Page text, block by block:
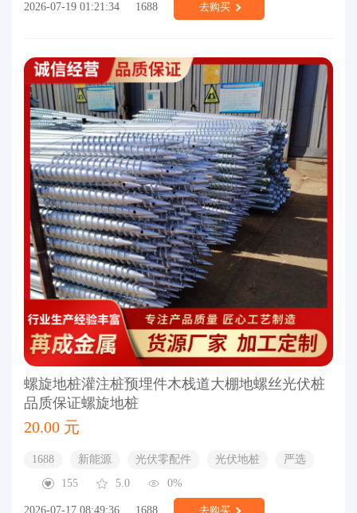
2026-07-19 01:21:34 1688 去购买
螺旋地桩灌注桩预埋件木栈道大棚地螺丝光伏桩
品质保证螺旋地桩
20.00 元
1688 新能源 光伏零配件 光伏地桩
严选
155
5.0 0%
2026-07-17 08:49:36 1688 去购买